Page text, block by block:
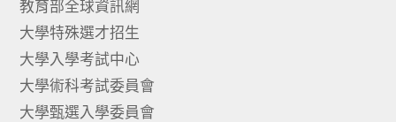
教育部全球資訊網
大學特殊選才招生
大學入學考試中心
大學術科考試委員會
大學甄選入學委員會